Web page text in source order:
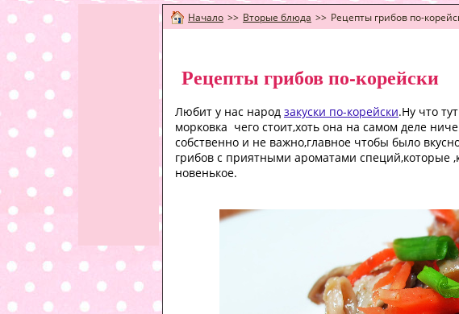
Начало >> Вторые блюда >> Рецепты грибов по-
Рецепты грибов по-корейски
Любит у нас народ закуски по-корейски.Ну что
морковка чего стоит,хоть она на самом деле
собственно и не важно,главное чтобы было
грибов с приятными ароматами специй,которые
новенькое.